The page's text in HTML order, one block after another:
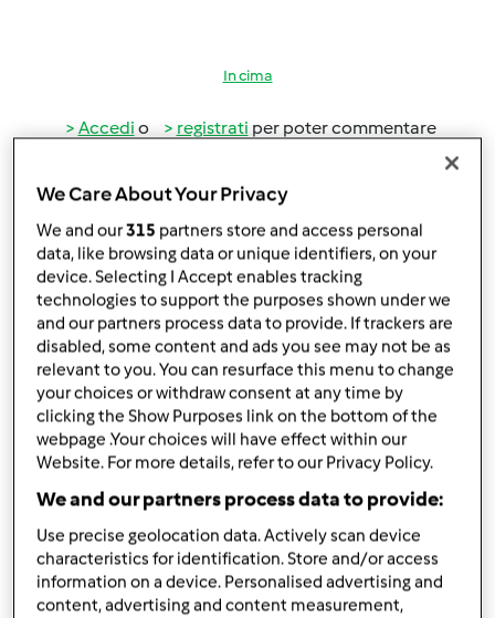
In cima
Accedi o registrati per poter commentare
Anonimo (non verificato)
Mar, 01/22/2013 - 21:36
#4
ho chiamato il numero verde oggi, mi ha detto di far
passare il mese e di richiamare ad inizio febbraio......
In cima
Accedio registratiper poter commentare
Anonimo (non verificato)
We Care About Your Privacy
We and our315 partners store and access personal
data, like browsing data or unique identifiers, on your
device. Selecting I Accept enables tracking
technologies to support the purposes shown under we
and our partners process data to provide. If trackers are
disabled, some content and ads you see may not be as
relevant to you. You can resurface this menu to change
your choices or withdraw consent at any time by
clicking the Show Purposes link on the bottom of the
webpage .Your choices will have effect within our
Website. For more details, refer to our Privacy Policy.
We and our partners process data to provide:
Use precise geolocation data. Actively scan device
characteristics for identification. Store and/or access
information on a device. Personalised advertising and
content, advertising and content measurement,